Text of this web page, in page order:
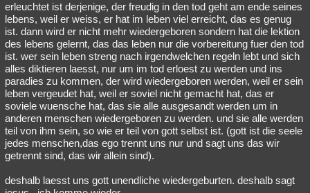
erleuchtet ist derjenige, der freudig in den tod geht am ende seines
lebens, weil er weiss, er hat im leben viel erreicht, das es genug
ist. dann wird er nicht mehr wiedergeboren sondern hat die lektion
des lebens gelernt, das das leben nur die vorbereitung fuer den tod
ist. wer sein leben streng nach irgendwelchen regeln lebt und sich
alles diktieren laesst, nur um im tod erloest zu werden und ins
paradies zu kommen, der wird wiedergeboren werden, weil er sein
leben vergeudet hat, weil er soviel nicht gemacht hat, das er
soviele wuensche hat, das sie alle ausgesandt werden um in
anderen menschen wiedergeboren zu werden. und sie alle werden
teil von ihm sein, so wie er teil von gott selbst ist. (gott ist die seele
jedes menschen,das ego trennt uns nur und sagt uns das wir
getrennt sind, das wir allein sind).
deshalb laesst uns gott unendliche wiedergeburten. deshalb sagt